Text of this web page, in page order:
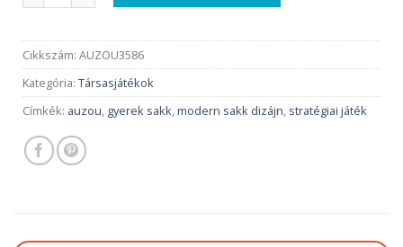
Cikkszám: AUZOU3586
Kategória: Társasjátékok
Címkék: auzou, gyerek sakk,modern sakk dizájn, stratégiai játék